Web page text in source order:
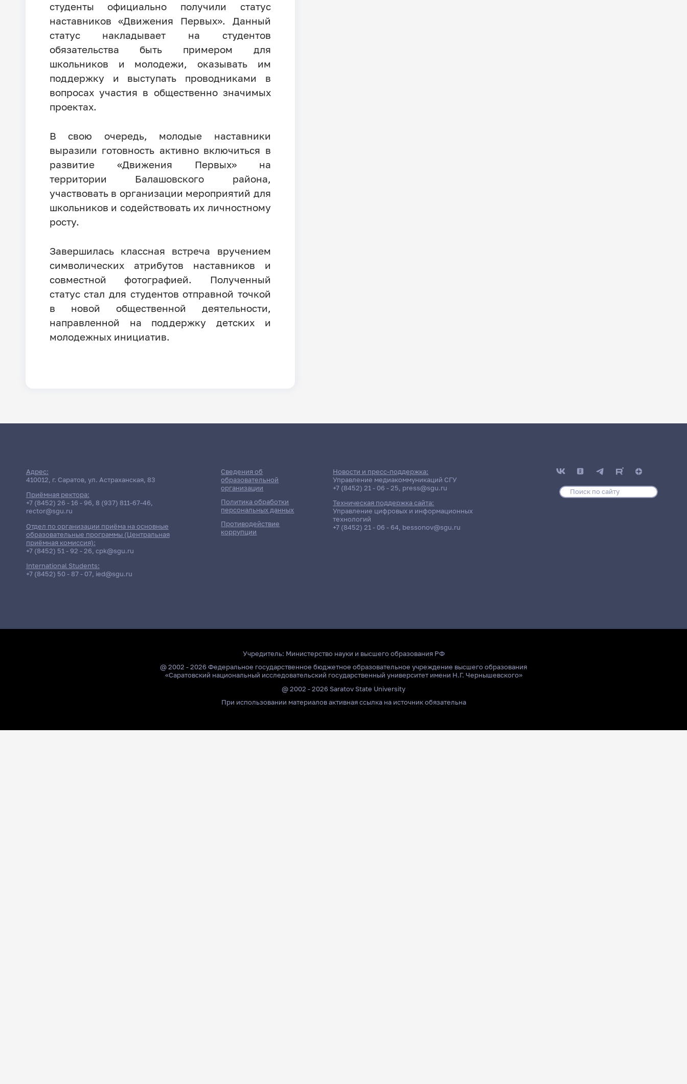
студенты официально получили статус
наставников «Движения Первых». Данный
статус накладывает на студентов
обязательства быть примером для
школьников и молодежи, оказывать им
поддержку и выступать проводниками в
вопросах участия в общественно значимых
проектах.
В свою очередь, молодые наставники
выразили готовность активно включиться в
развитие «Движения Первых» на
территории Балашовского района,
участвовать в организации мероприятий для
школьников и содействовать их личностному
росту.
Завершилась классная встреча вручением
символических атрибутов наставников и
совместной фотографией. Полученный
статус стал для студентов отправной точкой
в новой общественной деятельности,
направленной на поддержку детских и
молодежных инициатив.
Адрес:
410012, г. Саратов, ул. Астраханская, 83
Приёмная ректора:
+7 (8452) 26 - 16 - 96, 8 (937) 811-67-46,
rector@sgu.ru
Отдел по организации приёма на основные
образовательные программы (Центральная
приёмная комиссия):
+7 (8452) 51 - 92 - 26, cpk@sgu.ru
International Students:
+7 (8452) 50 - 87 - 07, ied@sgu.ru
Сведения об
образовательной
организации
Политика обработки
персональных данных
Противодействие
коррупции
Новости и пресс-поддержка:
Управление медиакоммуникаций СГУ
+7 (8452) 21 - 06 - 25, press@sgu.ru
Техническая поддержка сайта:
Управление цифровых и информационных
технологий
+7 (8452) 21 - 06 - 64, bessonov@sgu.ru
Учредитель: Министерство науки и высшего образования РФ
@ 2002 - 2026 Федеральное государственное бюджетное образовательное учреждение высшего образования
«Саратовский национальный исследовательский государственный университет имени Н.Г. Чернышевского»
@ 2002 - 2026 Saratov State University
При использовании материалов активная ссылка на источник обязательна